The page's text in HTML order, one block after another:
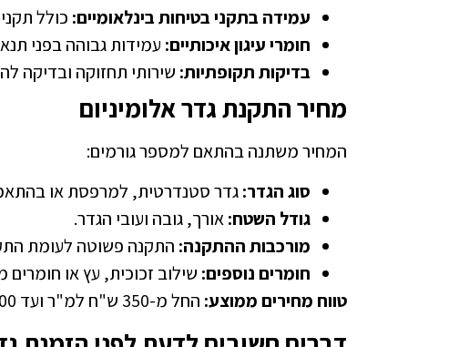
עמידה בתקני בטיחות בינלאומיים: כולל
חומרי עיגון איכותיים: עמידות גבוהה בפני
בדיקות תקופתיות: שירותי תחזוקה ובדיקה
מחיר התקנת גדר אלומיניום
המחיר משתנה בהתאם למספר גורמים:
סוג הגדר:גדר סטנדרטית, למרפסת או
גודל השטח:אורך, גובה ועובי הגדר.
מורכבות ההתקנה: התקנה פשוטה לעומת
חומרים נוספים: שילוב זכוכית, עץ או חומרים
טווח מחירים ממוצע: החל מ-350 ש"ח למ"ר ועד 1,500 ש"ח בהתאם לדרישות.